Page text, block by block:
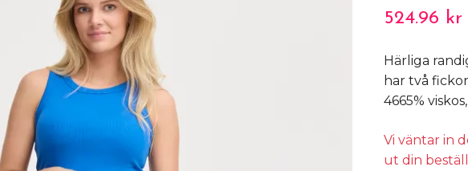
524.96 kr
Härliga
har två
4665%
Vi väntar in
ut din